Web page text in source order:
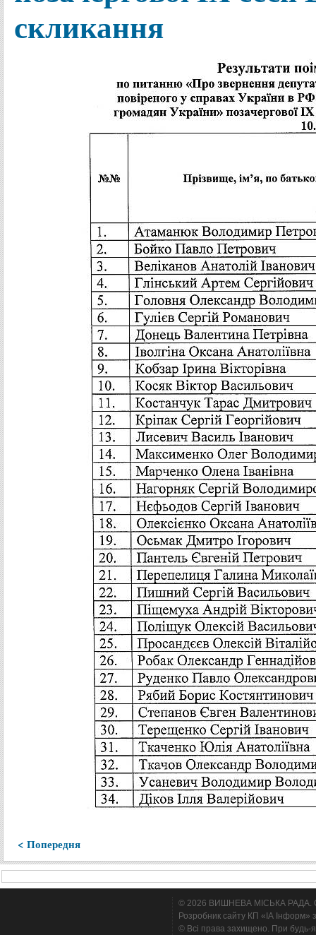
скликання
< Попередня
© 2026 ВИШНЕВА МІСЬКА РАДА.
Розробник сайту КП «ІА Інформ»
© Всі права захищено. При будь-